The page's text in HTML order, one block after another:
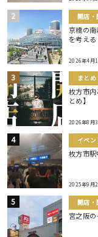
開店・
京橋の
を考える
2026年4月
まとめ
枚方市
とめ】
2026年8月3
イベン
枚方市
2025年9月
開店・
宮之阪